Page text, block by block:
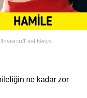
Invision/East News
ne kadar zor